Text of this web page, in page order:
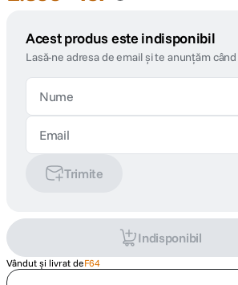
Acest produs este indisponibil
Lasă-ne adresa de email și te anunțăm
Trimite
Indisponibil
Vândut și livrat deF64